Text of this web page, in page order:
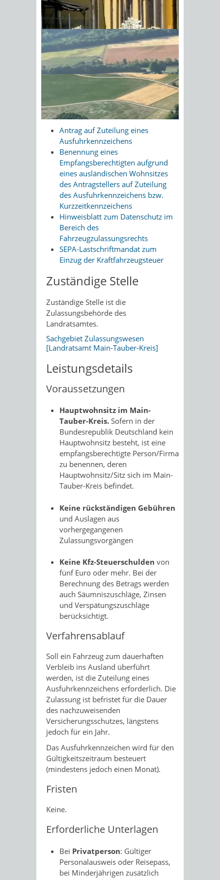
Sonnenschein am Morgen im
Ahornwald
jedoch für ein Jahr.
Das Ausfuhrkennzeichen wird für den
Gültigkeitszeitraum besteuert
(mindestens jedoch einen Monat).
Onlineantrag und
Formulare
Ausfuhrkennzeichen - Termin
vereinbaren
Antrag auf Zuteilung eines
Ausfuhrkennzeichens
Benennung eines
Empfangsberechtigten aufgrund
eines ausländischen Wohnsitzes
des Antragstellers auf Zuteilung
des Ausfuhrkennzeichens bzw.
Kurzzeitkennzeichens
Hinweisblatt zum Datenschutz im
Bereich des
Fahrzeugzulassungsrechts
SEPA-Lastschriftmandat zum
Einzug der Kraftfahrzeugsteuer
Zuständige Stelle
Zuständige Stelle ist die
Zulassungsbehörde des
Landratsamtes.
Sachgebiet Zulassungswesen
[Landratsamt Main-Tauber-Kreis]
Leistungsdetails
Voraussetzungen
Hauptwohnsitz im Main-
Tauber-Kreis. Sofern in der
Bundesrepublik Deutschland kein
Hauptwohnsitz besteht, ist eine
empfangsberechtigte Person/Firma
zu benennen, deren
Hauptwohnsitz/Sitz sich im Main-
Tauber-Kreis befindet.
Keine rückständigen Gebühren
und Auslagen aus
vorhergegangenen
Zulassungsvorgängen
Keine Kfz-Steuerschulden von
fünf Euro oder mehr. Bei der
Berechnung des Betrags werden
auch Säumniszuschläge, Zinsen
und Verspätungszuschläge
berücksichtigt.
Verfahrensablauf
Soll ein Fahrzeug zum dauerhaften
Verbleib ins Ausland überführt
werden, ist die Zuteilung eines
Ausfuhrkennzeichens erforderlich. Die
Zulassung ist befristet für die Dauer
des nachzuweisenden
Versicherungsschutzes, längstens
jedoch für ein Jahr.
Das Ausfuhrkennzeichen wird für den
Gültigkeitszeitraum besteuert
(mindestens jedoch einen Monat).
Fristen
Keine.
Erforderliche Unterlagen
Bei Privatperson: Gültiger
Personalausweis oder Reisepass,
bei Minderjährigen zusätzlich